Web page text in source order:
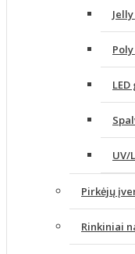
UV/
Pirkėjų
Rinkiniai